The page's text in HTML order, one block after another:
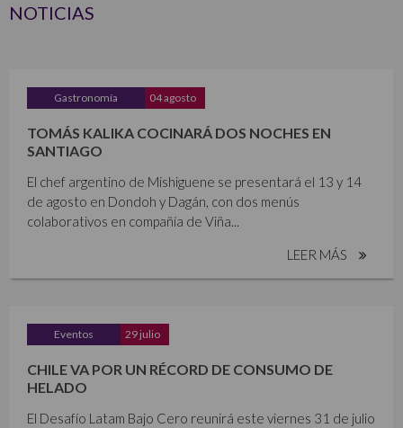
NOTICIAS
Gastronomía 04 agosto
TOMÁS KALIKA COCINARÁ DOS NOCHES EN
SANTIAGO
El chef argentino de Mishiguene se presentará el 13 y 14
de agosto en Dondoh y Dagán, con dos menús
colaborativos en compañía de Viña...
LEER MÁS
Eventos 29 julio
CHILE VA POR UN RÉCORD DE CONSUMO DE
HELADO
El Desafío Latam Bajo Cero reunirá este viernes 31 de julio